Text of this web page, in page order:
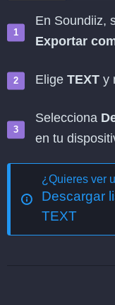
En Soundiiz,
Exportar
Elige TEXT y
Selecciona
en tu
¿Quieres ver
Descargar
TEXT